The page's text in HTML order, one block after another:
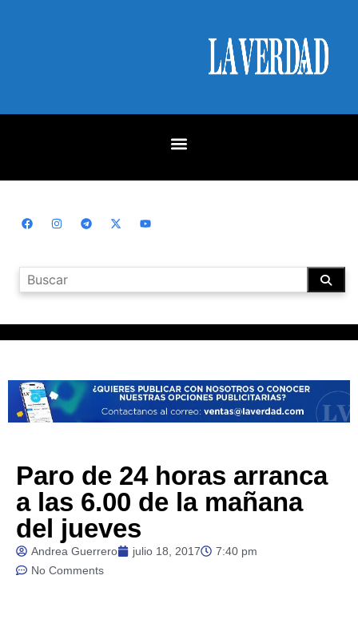
Paro de 24 horas arranca
a las 6.00 de la mañana
del jueves
Andrea Guerrero julio 18, 2017
7:40 pm
No Comments